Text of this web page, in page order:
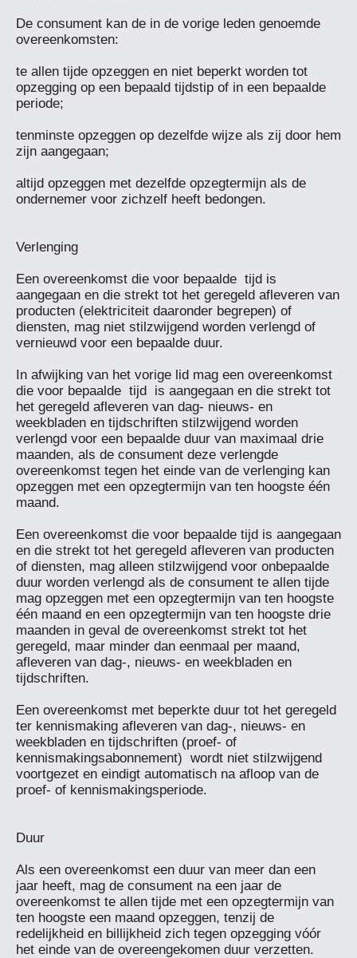
De consument kan de in de vorige leden genoemde
overeenkomsten:
te allen tijde opzeggen en niet beperkt worden tot
opzegging op een bepaald tijdstip of in een bepaalde
periode;
tenminste opzeggen op dezelfde wijze als zij door hem
zijn aangegaan;
altijd opzeggen met dezelfde opzegtermijn als de
ondernemer voor zichzelf heeft bedongen.
Verlenging
Een overeenkomst die voor bepaalde  tijd is
aangegaan en die strekt tot het geregeld afleveren van
producten (elektriciteit daaronder begrepen) of
diensten, mag niet stilzwijgend worden verlengd of
vernieuwd voor een bepaalde duur.
In afwijking van het vorige lid mag een overeenkomst
die voor bepaalde  tijd  is aangegaan en die strekt tot
het geregeld afleveren van dag- nieuws- en
weekbladen en tijdschriften stilzwijgend worden
verlengd voor een bepaalde duur van maximaal drie
maanden, als de consument deze verlengde
overeenkomst tegen het einde van de verlenging kan
opzeggen met een opzegtermijn van ten hoogste één
maand.
Een overeenkomst die voor bepaalde tijd is aangegaan
en die strekt tot het geregeld afleveren van producten
of diensten, mag alleen stilzwijgend voor onbepaalde
duur worden verlengd als de consument te allen tijde
mag opzeggen met een opzegtermijn van ten hoogste
één maand en een opzegtermijn van ten hoogste drie
maanden in geval de overeenkomst strekt tot het
geregeld, maar minder dan eenmaal per maand,
afleveren van dag-, nieuws- en weekbladen en
tijdschriften.
Een overeenkomst met beperkte duur tot het geregeld
ter kennismaking afleveren van dag-, nieuws- en
weekbladen en tijdschriften (proef- of
kennismakingsabonnement)  wordt niet stilzwijgend
voortgezet en eindigt automatisch na afloop van de
proef- of kennismakingsperiode.
Duur
Als een overeenkomst een duur van meer dan een
jaar heeft, mag de consument na een jaar de
overeenkomst te allen tijde met een opzegtermijn van
ten hoogste een maand opzeggen, tenzij de
redelijkheid en billijkheid zich tegen opzegging vóór
het einde van de overeengekomen duur verzetten.